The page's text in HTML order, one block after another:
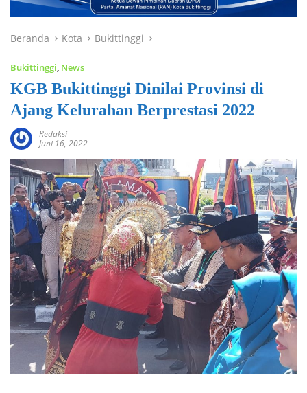
Beranda Kota Bukittinggi
Bukittinggi News
KGB Bukittinggi Dinilai Provinsi di
Ajang Kelurahan Berprestasi 2022
Redaksi
Juni 16, 2022